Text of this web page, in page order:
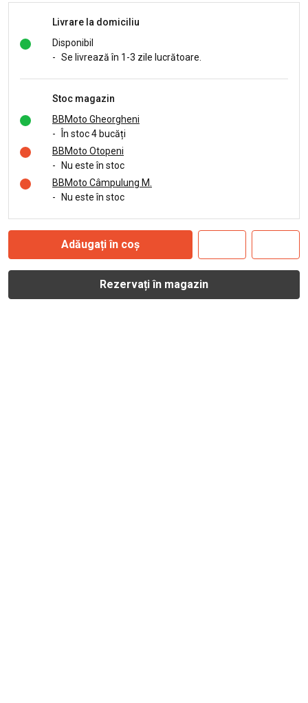
Livrare la domiciliu
Disponibil
- Se livrează în 1-3 zile lucrătoare.
Stoc magazin
BBMoto Gheorgheni
-
În stoc 4 bucăți
BBMoto Otopeni
-
Nu este în stoc
BBMoto Câmpulung M.
-
Nu este în stoc
Adăugați în coș
Rezervați în magazin